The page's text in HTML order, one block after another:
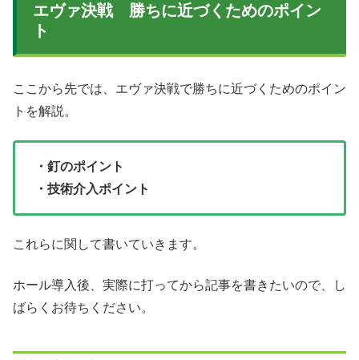
エヴァ決戦 勝ちに近づくためのポイン
ト
ここから先では、エヴァ決戦で勝ちに近づくためのポイン
トを解説。
・釘のポイント
・技術介入ポイント
これらに関して書いていきます。
ホール導入後、実際に打ってから記事を書きたいので、し
ばらくお待ちください。